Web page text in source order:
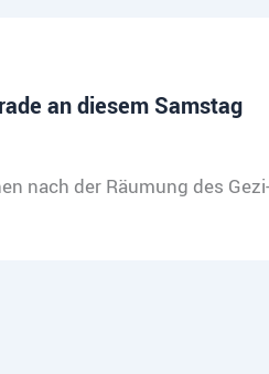
an diesem Samstag
nach der Räumung des